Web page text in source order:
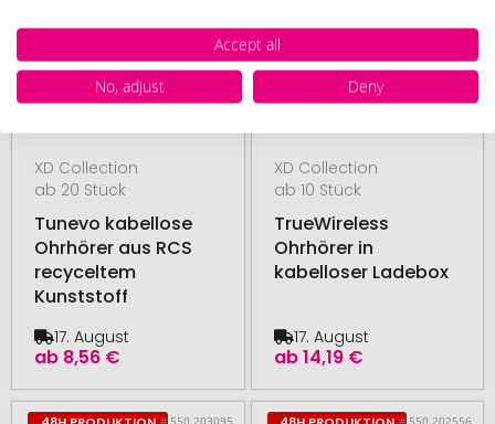
XD Collection
ab 20 Stück
Tunevo kabellose
Ohrhörer aus RCS
recyceltem
Kunststoff
ab 8,56 €
17. August
XD Collection
ab 10 Stück
TrueWireless
Ohrhörer in
kabelloser Ladebox
ab14,19 €
17. August
# 550.203095 # 550.202556
Accept all
No, adjust
Deny